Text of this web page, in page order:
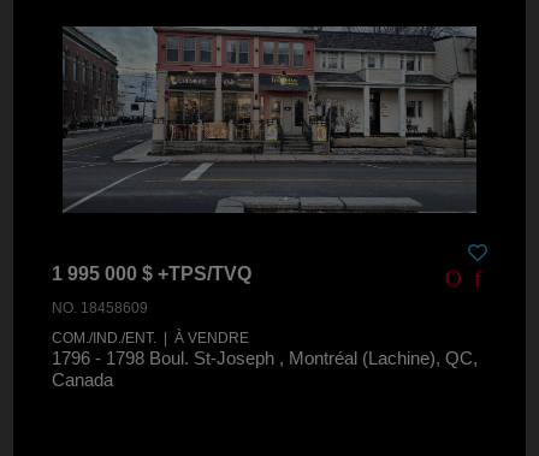
1 995 000 $ +TPS/TVQ
NO. 18458609
COM./IND./ENT. | À VENDRE
1796 - 1798 Boul. St-Joseph , Montréal (Lachine), QC,
Canada